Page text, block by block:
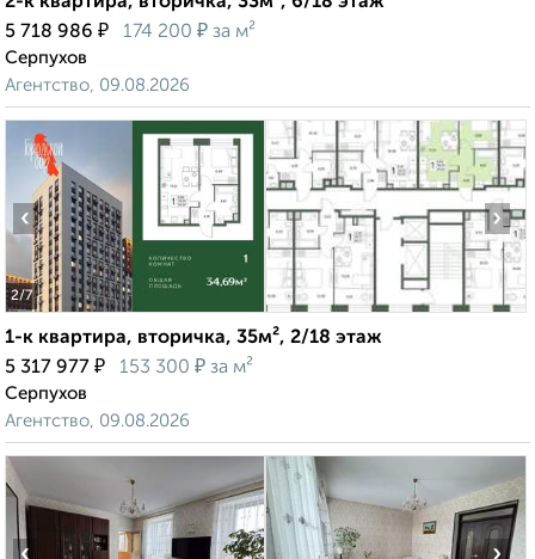
5 718 986 ₽ 174 200 ₽ за м²
Серпухов
Агентство, 09.08.2026
2/7
‹ ›
1-к квартира, вторичка, 35м², 2/18 этаж
5 317 977 ₽ 153 300 ₽ за м²
Серпухов
Агентство, 09.08.2026